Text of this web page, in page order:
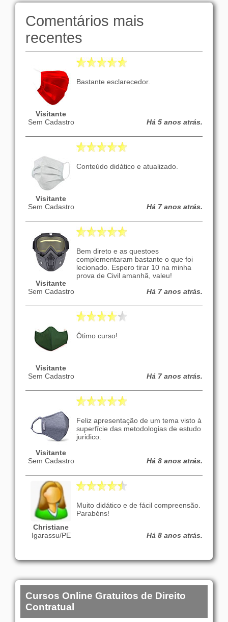
Comentários mais
recentes
Visitante
Sem Cadastro
Bastante esclarecedor.
Há 5 anos atrás.
Visitante
Sem Cadastro
Conteúdo didático e atualizado.
Há 7 anos atrás.
Visitante
Sem Cadastro
Bem direto e as questoes
complementaram bastante o que foi
lecionado. Espero tirar 10 na minha
prova de Civil amanhã, valeu!
Há 7 anos atrás.
Visitante
Sem Cadastro
Ótimo curso!
Há 7 anos atrás.
Visitante
Sem Cadastro
Feliz apresentação de um tema visto à
superfície das metodologias de estudo
juridico.
Há 8 anos atrás.
Christiane
Igarassu/PE
Muito didático e de fácil compreensão.
Parabéns!
Há 8 anos atrás.
Cursos Online Gratuitos de Direito
Contratual